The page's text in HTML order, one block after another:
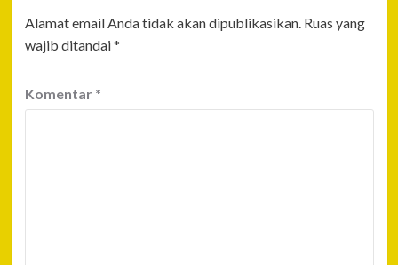
Alamat email Anda tidak akan dipublikasikan. Ruas yang
wajib ditandai*
Komentar *